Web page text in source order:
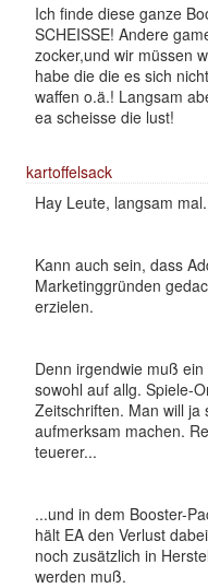
Ich finde diese ganze
SCHEISSE! Andere
zocker,und wir müssen
habe die die es sich
waffen o.ä.! Langsam
ea scheisse die lust!
kartoffelsack
Hay Leute, langsam
Kann auch sein, dass
Marketinggründen
erzielen.
Denn irgendwie muß
sowohl auf allg. Spiele-
Zeitschriften. Man will ja
aufmerksam machen.
teuerer...
...und in dem Booster-
hält EA den Verlust
noch zusätzlich in
werden muß.